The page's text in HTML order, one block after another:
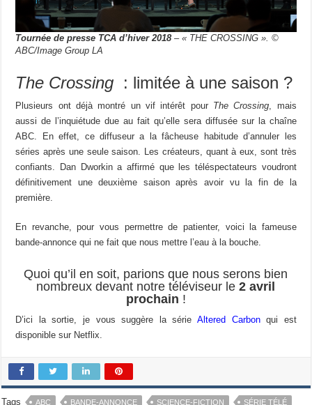
Tournée de presse TCA d’hiver 2018– « THE CROSSING ». ©
ABC/Image Group LA
The Crossing : limitée à une saison ?
Plusieurs ont déjà montré un vif intérêt pour The Crossing , mais
aussi de l’inquiétude due au fait qu’elle sera diffusée sur la chaîne
ABC. En effet, ce diffuseur a la fâcheuse habitude d’annuler les
séries après une seule saison. Les créateurs, quant à eux, sont très
confiants. Dan Dworkin a affirmé que les téléspectateurs voudront
définitivement une deuxième saison après avoir vu la fin de la
première.
En revanche, pour vous permettre de patienter, voici la fameuse
bande-annonce qui ne fait que nous mettre l’eau à la bouche.
Quoi qu’il en soit, parions que nous serons bien
nombreux devant notre téléviseur le2 avril
prochain !
D’ici la sortie, je vous suggère la série Altered Carbonqui est
disponible sur Netflix.
Tags ABC BANDE-ANNONCE SCIENCE-FICTION SÉRIE TÉLÉ